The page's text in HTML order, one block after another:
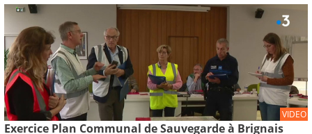
VIDEO
Exercice Plan Communal de Sauvegarde à Brignais